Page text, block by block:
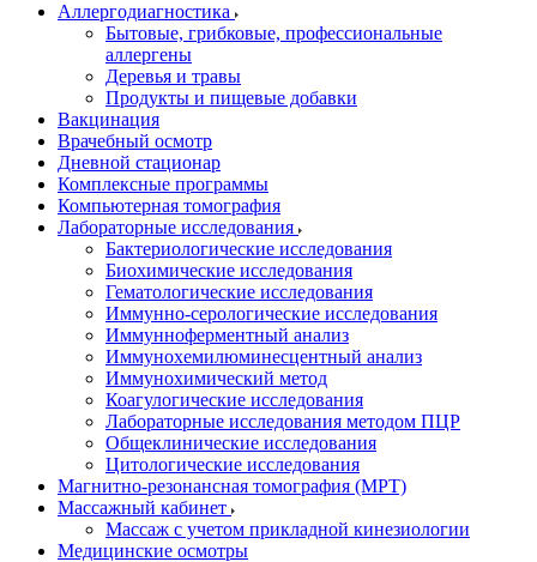
Аллергодиагностика
Бытовые, грибковые, профессиональные
аллергены
Деревья и травы
Продукты и пищевые добавки
Вакцинация
Врачебный осмотр
Дневной стационар
Комплексные программы
Компьютерная томография
Лабораторные исследования
Бактериологические исследования
Биохимические исследования
Гематологические исследования
Иммунно-серологические исследования
Иммунноферментный анализ
Иммунохемилюминесцентный анализ
Иммунохимический метод
Коагулогические исследования
Лабораторные исследования методом ПЦР
Общеклинические исследования
Цитологические исследования
Магнитно-резонансная томография (МРТ)
Массажный кабинет
Массаж с учетом прикладной кинезиологии
Медицинские осмотры